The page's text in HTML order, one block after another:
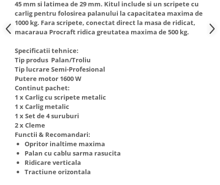
Truse de scule
Truse de lipit PPR
Ventuze cu brate pentru transport
Vibratoare beton
Masini de spalat rufe cu uscator
Uscatoare de rufe
Pachete electrocasnice
incorporabile
Seturi oale
SANDWICH MAKER
Storcatoare de fructe
Televizoare
45 mm si latimea de 29 mm. Kitul include si un scripete cu
carlig pentru folosirea palanului la capacitatea maxima de
1000 kg. Fara scripete, conectat direct la masa de ridicat,
macaraua Procraft ridica greutatea maxima de 500 kg.
Specificatii tehnice:
Tip produs Palan/Troliu
Tip lucrare Semi-Profesional
Putere motor 1600 W
Continut pachet:
1 x Carlig cu scripete metalic
1 x Carlig metalic
1 x Set de 4 suruburi
2 x Cleme
Functii & Recomandari:
Opritor inaltime maxima
Palan cu cablu sarma rasucita
Ridicare verticala
Tractiune orizontala